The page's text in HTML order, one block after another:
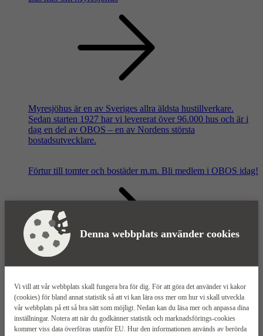
Denna webbplats använder cookies
Vi vill att vår webbplats skall fungera bra för dig. För att göra det använder vi kakor
(cookies) för bland annat statistik så att vi kan lära oss mer om hur vi skall utveckla
vår webbplats på ett så bra sätt som möjligt. Nedan kan du läsa mer och anpassa dina
inställningar. Notera att när du godkänner statistik och marknadsförings-cookies
kommer viss data överföras utanför EU. Hur den informationen används av berörda
Myresjöhus är en av Sveriges allra äldsta hustillverkare.
Sedan starten 1927 har vi levererat över 96.000 hus och är i
dag en del av OBOS – en av Nordens största
bostadsutvecklare.
Förtur till tomter och bostäder m.m. Bli medlem i OBOS idag!
Våra säljkontor